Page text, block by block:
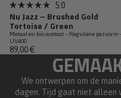
Beoordeeld
met
5.0
van
de
5
5.0
Nu Jazz – Brushed Gold
Tortoise / Green
Metaal en bio-acetaat – Reguliere pasvorm
UV400
89,00 €
We ontwerpen om de
dagen. Tijd gaat niet